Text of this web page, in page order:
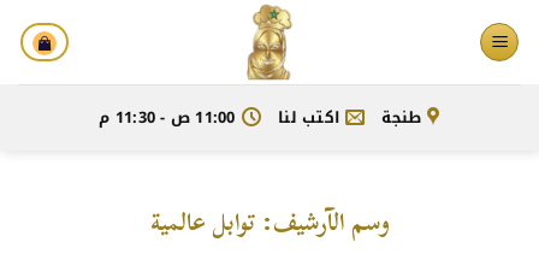
تخطي
للمحتوى
طنجة اكتب لنا 11:00 ص - 11:30 م
وسم الآرشيف:توابل عالمية